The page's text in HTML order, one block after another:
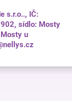
s.r.o.., IČ:
sídlo: Mosty
u